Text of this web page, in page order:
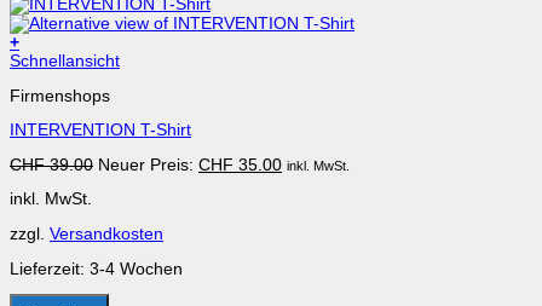
+
Dieses
weist
Varianten
Die
können
der
Produktseite
gewählt
werden
Schnellansicht
Firmenshops
INTERVENTION T-Shirt
CHF39.00 Ursprünglicher
Neuer Preis: CHF 35.00Aktueller
inkl. MwSt.
inkl. MwSt.
zzgl. Versandkosten
Lieferzeit: 3-4 Wochen